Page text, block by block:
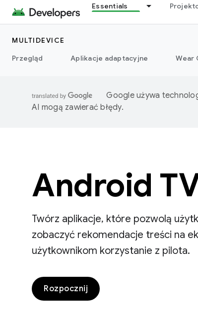
Essentials
MULTIDEVICE
Przegląd
Aplikacje adaptacyjne Wear
Google używa
AI mogą zawierać błędy.
Android
Twórz aplikacje, które pozwolą
zobaczyć rekomendacje treści na
użytkownikom korzystanie z pilota.
Rozpocznij